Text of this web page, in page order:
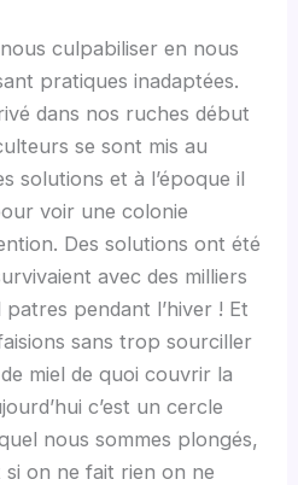
culpabiliser en nous
pratiques inadaptées.
dans nos ruches début
se sont mis au
solutions et à l’époque il
voir une colonie
Des solutions ont été
avec des milliers
pendant l’hiver ! Et
sans trop sourciller
miel de quoi couvrir la
c’est un cercle
nous sommes plongés,
si on ne fait rien on ne